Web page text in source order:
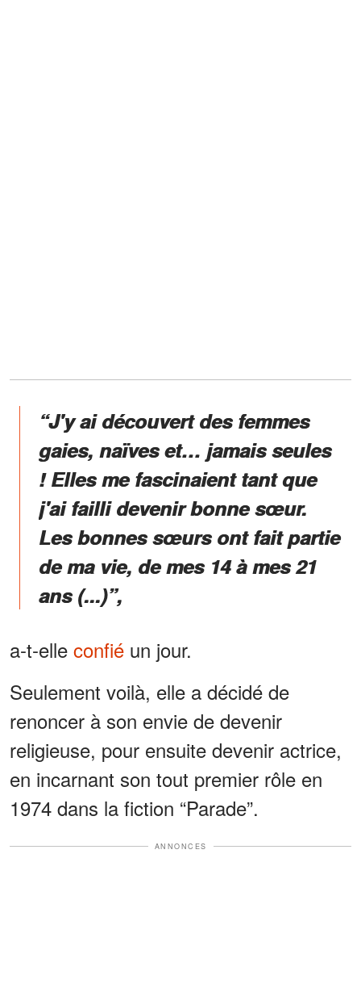
“J'y ai découvert des femmes
gaies, naïves et… jamais seules
! Elles me fascinaient tant que
j'ai failli devenir bonne sœur.
Les bonnes sœurs ont fait partie
de ma vie, de mes 14 à mes 21
ans (...)”,
a-t-elle confié un jour.
Seulement voilà, elle a décidé de
renoncer à son envie de devenir
religieuse, pour ensuite devenir actrice,
en incarnant son tout premier rôle en
1974 dans la fiction “Parade”.
ANNONCES